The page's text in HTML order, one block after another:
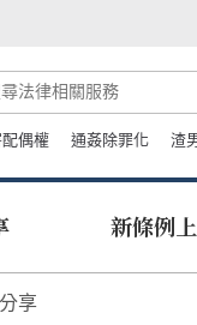
偶權 通姦除罪化 渣
新條例
享